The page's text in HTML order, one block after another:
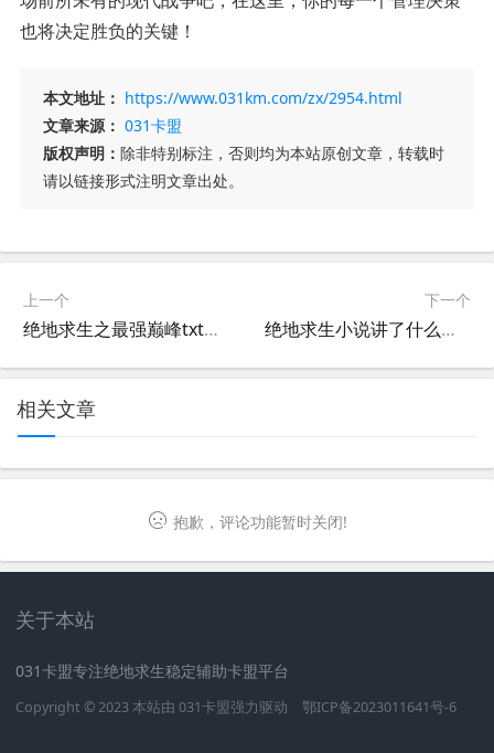
也将决定胜负的关键！
本文地址： https://www.031km.com/zx/2954.html
文章来源： 031卡盟
版权声明： 除非特别标注，否则均为本站原创文章，转载时
请以链接形式注明文章出处。
上一个
绝地求生之最强巅峰txt下载 免费获取-绝地求生之最强巅峰txt完整版在线阅读
下一个
绝地求生小说讲了什么内容？-绝地求生小说详细剧情解析
相关文章
抱歉，评论功能暂时关闭!
关于本站
031卡盟专注绝地求生稳定辅助卡盟平台
Copyright © 2023 本站由 031卡盟强力驱动 鄂ICP备2023011641号-6